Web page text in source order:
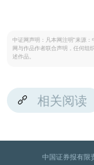
中证网声明：凡本网注明“来源
网与作品作者联合声明，任何组
述作品。
相关阅读
中国证券报有限